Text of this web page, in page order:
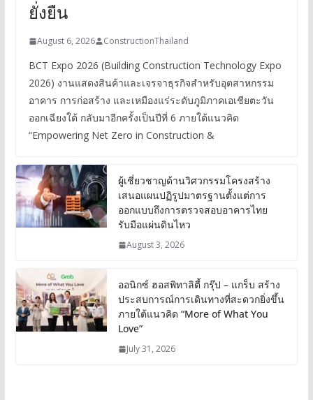
ยั่งยืน
August 6, 2026 ConstructionThailand
BCT Expo 2026 (Building Construction Technology Expo
2026) งานแสดงสินค้าและเจรจาธุรกิจสำหรับอุตสาหกรรม
อาคาร การก่อสร้าง และเหมืองแร่ระดับภูมิภาคเอเชียตะวัน
ออกเฉียงใต้ กลับมาอีกครั้งเป็นปีที่ 6 ภายใต้แนวคิด
“Empowering Net Zero in Construction &
ผู้เชี่ยวชาญด้านวิศวกรรมโครงสร้าง
เสนอแผนปฏิรูปมาตรฐานตั้งแต่การ
ออกแบบถึงการตรวจสอบอาคารไทย
รับมือแผ่นดินไหว
August 3, 2026
ออนิกซ์ ฮอสพิทาลิตี้ กรุ๊ป – แกร็บ สร้าง
ประสบการณ์การเดินทางที่สะดวกยิ่งขึ้น
ภายใต้แนวคิด “More of What You
Love”
July 31, 2026